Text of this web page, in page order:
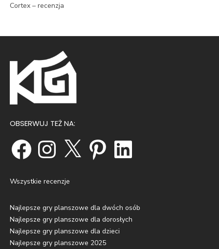
Cortex – recenzja
OBSERWUJ TEŻ NA:
FacebookInstagram Pinterest LinkedIn
Wszystkie recenzje
Najlepsze gry planszowe dla dwóch osób
Najlepsze gry planszowe dla dorosłych
Najlepsze gry planszowe dla dzieci
Najlepsze gry planszowe 2025